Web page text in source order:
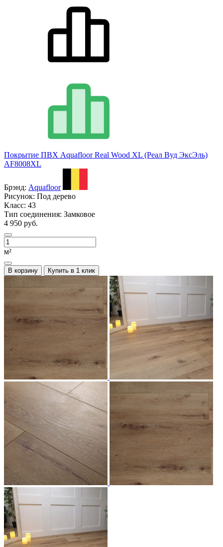
Покрытие ПВХ Aquafloor Real Wood XL (Реал Вуд ЭксЭль)
AF8008XL
Брэнд: Aquafloor
Рисунок: Под дерево
Класс: 43
Тип соединения: Замковое
4 950 руб.
м²
В корзину Купить в 1 клик